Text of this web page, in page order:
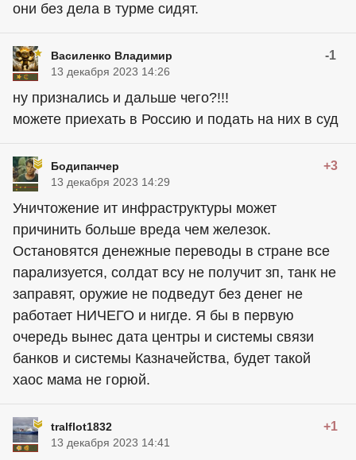
они без дела в турме сидят.
Василенко Владимир -1
13 декабря 2023 14:26
ну признались и дальше чего?!!!
можете приехать в Россию и подать на них в суд
Бодипанчер +3
13 декабря 2023 14:29
Уничтожение ит инфраструктуры может
причинить больше вреда чем железок.
Остановятся денежные переводы в стране все
парализуется, солдат всу не получит зп, танк не
заправят, оружие не подведут без денег не
работает НИЧЕГО и нигде. Я бы в первую
очередь вынес дата центры и системы связи
банков и системы Казначейства, будет такой
хаос мама не горюй.
tralflot1832 +1
13 декабря 2023 14:41